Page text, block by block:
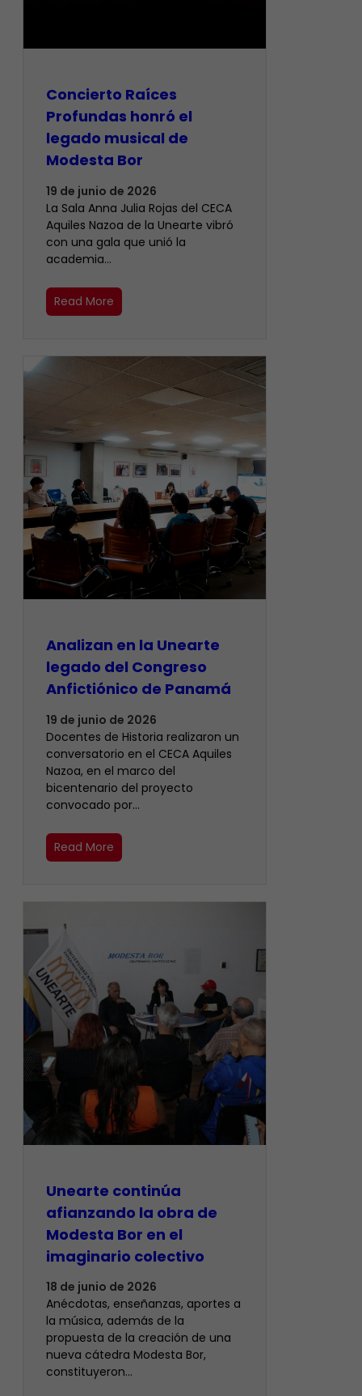
​Concierto Raíces
Profundas honró el
legado musical de
Modesta Bor
19 de junio de 2026
La Sala Anna Julia Rojas del CECA
Aquiles Nazoa de la Unearte vibró
con una gala que unió la
academia…
Read More
Analizan en la Unearte
legado del Congreso
Anfictiónico de Panamá
19 de junio de 2026
Docentes de Historia realizaron un
conversatorio en el CECA Aquiles
Nazoa, en el marco del
bicentenario del proyecto
convocado por…
Read More
Unearte continúa
afianzando la obra de
Modesta Bor en el
imaginario colectivo
18 de junio de 2026
Anécdotas, enseñanzas, aportes a
la música, además de la
propuesta de la creación de una
nueva cátedra Modesta Bor,
constituyeron…